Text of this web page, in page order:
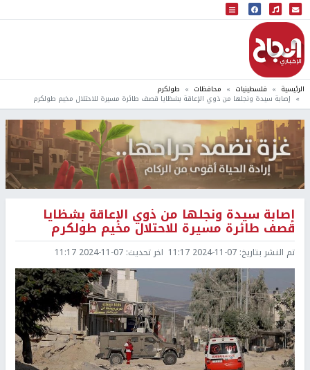
البث المباشر
إذاعة النجاح
الرئيسية فلسطينيات محافظات طولكرم
إصابة سيدة ونجلها من ذوي الإعاقة بشظايا قصف طائرة مسيرة للاحتلال مخيم طولكرم
إصابة سيدة ونجلها من ذوي الإعاقة بشظايا
قصف طائرة مسيرة للاحتلال مخيم طولكرم
تم النشر بتاريخ: 2024-11-07 11:17 اخر تحديث: 2024-11-07 11:17